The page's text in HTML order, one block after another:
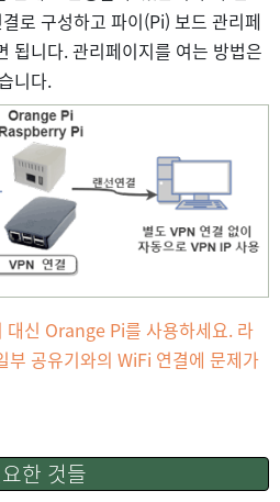
로 구성하고 파이(Pi) 보드 관리페
됩니다. 관리페이지를 여는 방법은
니다.
대신 Orange Pi를 사용하세요. 라
부 공유기와의 WiFi 연결에 문제가
한 것들